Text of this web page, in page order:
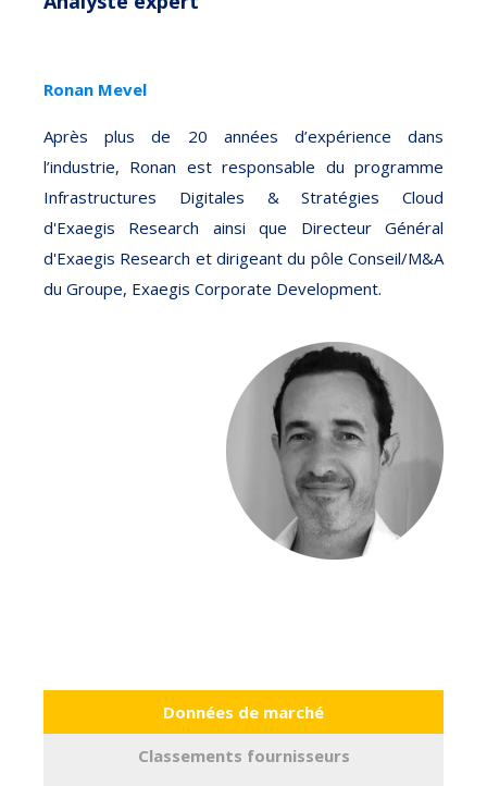
Ronan Mevel
Après plus de 20 années d’expérience dans
l’industrie, Ronan est responsable du programme
Infrastructures Digitales & Stratégies Cloud
d'Exaegis Research ainsi que Directeur Général
d'Exaegis Research et dirigeant du pôle Conseil/M&A
du Groupe, Exaegis Corporate Development.
Données de marché
Classements fournisseurs